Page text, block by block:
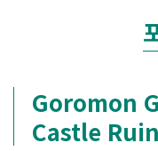
Goromon
Castle